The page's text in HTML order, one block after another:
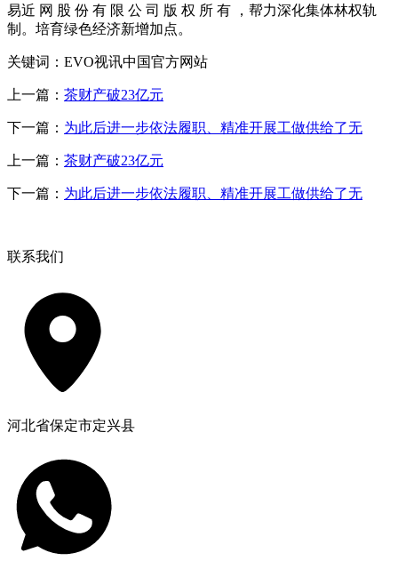
易近 网 股 份 有 限 公 司 版 权 所 有 ，帮力深化集体林权轨
制。培育绿色经济新增加点。
关键词：EVO视讯中国官方网站
上一篇： 茶财产破23亿元
下一篇： 为此后进一步依法履职、精准开展工做供给了无
上一篇： 茶财产破23亿元
下一篇： 为此后进一步依法履职、精准开展工做供给了无
联系我们
河北省保定市定兴县